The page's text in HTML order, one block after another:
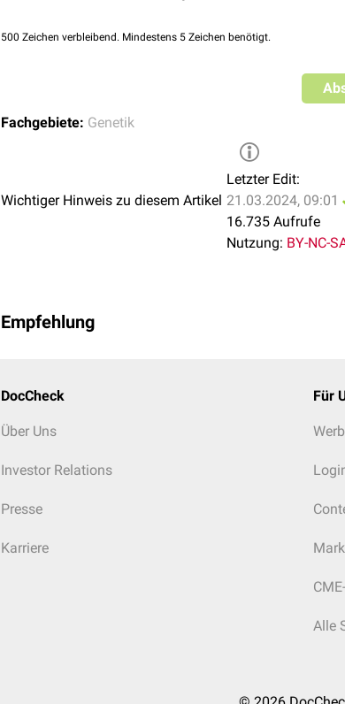
500 Zeichen verbleibend. Mindestens 5 Zeichen benötigt.
Fachgebiete: Genetik
Wichtiger Hinweis zu diesem Artikel
Letzter Edit:
21.03.2024, 09:01
16.735 Aufrufe
Nutzung: BY-NC-
Empfehlung
DocCheck
Über Uns
Investor Relations
Presse
Karriere
Für
Alle